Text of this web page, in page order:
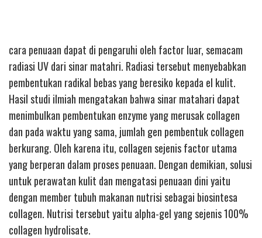
cara penuaan dapat di pengaruhi oleh factor luar, semacam
radiasi UV dari sinar matahri. Radiasi tersebut menyebabkan
pembentukan radikal bebas yang beresiko kepada el kulit.
Hasil studi ilmiah mengatakan bahwa sinar matahari dapat
menimbulkan pembentukan enzyme yang merusak collagen
dan pada waktu yang sama, jumlah gen pembentuk collagen
berkurang. Oleh karena itu, collagen sejenis factor utama
yang berperan dalam proses penuaan. Dengan demikian, solusi
untuk perawatan kulit dan mengatasi penuaan dini yaitu
dengan member tubuh makanan nutrisi sebagai biosintesa
collagen. Nutrisi tersebut yaitu alpha-gel yang sejenis 100%
collagen hydrolisate.